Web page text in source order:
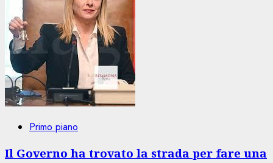
Primo piano
Il Governo ha trovato la strada per fare una